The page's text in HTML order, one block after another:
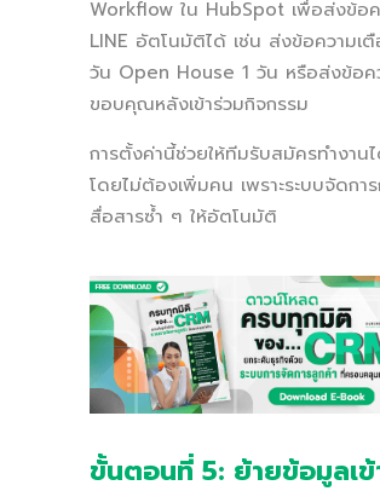
Workflow ใน HubSpot เพื่อส่งข้อ
LINE อัตโนมัติได้ เช่น ส่งข้อความเ
วัน Open House 1 วัน หรือส่งข้อค
ขอบคุณหลังเข้าร่วมกิจกรรม
การตั้งค่านี้ช่วยให้ทีมรับสมัครทำงาน
โดยไม่ต้องเพิ่มคน เพราะระบบจัดกา
สื่อสารซ้ำ ๆ ให้อัตโนมัติ
ขั้นตอนที่ 5: ย้ายข้อมูลเข้